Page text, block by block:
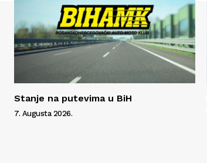
Stanje na putevima u BiH
7. Augusta 2026.